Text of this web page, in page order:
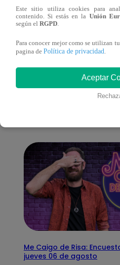
Pájaro Gómez venció a
mantuvo su silla de
También
Me Caigo de Risa:
jueves 06 de agosto
Este sitio utiliza cookies para
contenido. Si estás en la Unión
según el RGPD.
Para conocer mejor como se utilizan
pagina de Política de privacidad.
Aceptar